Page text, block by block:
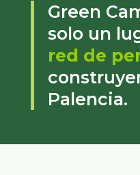
Green
solo un
red de
Palencia.